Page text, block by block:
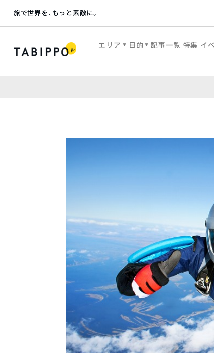
旅で世界を、もっと素敵に。
エリア 目的 記事一覧 特集 イ